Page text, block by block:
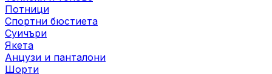
Потници
Спортни бюстиета
Суичъри
Якета
Aнцузи и панталони
Шорти